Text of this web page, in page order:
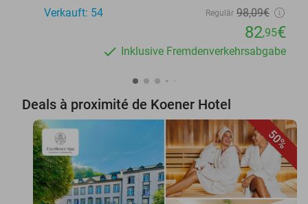
Verkauft: 54
Regulär 98,09€
82,95€
Inklusive Fremdenverkehrsabgabe
Deals à proximité de Koener Hotel
50%